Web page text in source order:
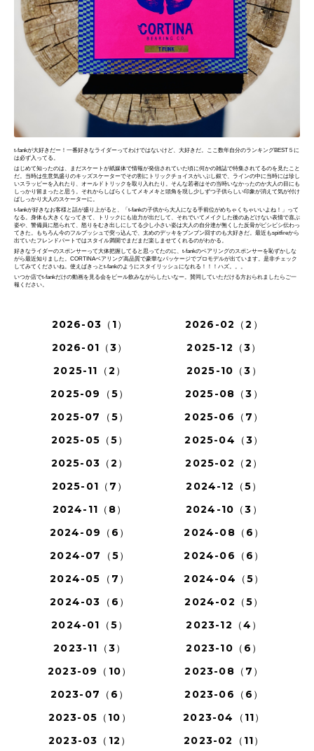
t-fankが大好きだー！ 一番好きなライダーってわけではないけど、大好きだ。
ここ数年自分のランキングBEST５に
は必ず入ってる。
はじめて知ったのは、
まだスケートが紙媒体で情報が発信されていた頃に何かの雑誌で特集されてるのを見たこと
だ。 当時は生意気盛りのキッズスケーターでその割にトリックチョイスがいぶし銀で、
ラインの中に当時には珍し
いスラッピーを入れたり、 オールドトリックを取り入れたり。 そんな若者はその当時いなかったのか大人の目にも
しっかり留まったと思う。 それからしばらくしてメキメキと頭角を現し少しずつ子供らしい印象が消えて気が付け
ばしっかり大人のスケーターに。
t-fankが好きなお客様と話が盛り上がると、「t-fankの子供から大人になる手前位がめちゃくちゃいいよね！」 って
なる。身体も大きくなってきて、
トリックにも迫力が出だして、 それでいてメイクした後のあどけない表情で喜ぶ
姿や、 警備員に怒られて、 怒りをむき出しにしてる少し小さい姿は大人の自分達が無くした反骨がビシビシ伝わっ
てきた。
もちろん今のフルプッシュで突っ込んで、 太めのデッキをブンブン回すのも大好きだ。 最近もspitfireから
出ていたフレンドパートではスタイル満開でまだまだ楽しませてくれるのがわかる。
好きなライダーのスポンサーって大体把握してると思ってたのに、 t-fankのベアリングのスポンサーを恥ずかしな
がら最近知りました。 CORTINAベアリング高品質で豪華なパッケージでプロモデルが出ています。是非チェック
してみてくださいね。 使えばきっとt-fankのようにスタイリッシュになれる！！！ ハズ。。。
いつか店でt-fankだけの動画を見る会をビール飲みながらしたいなー。 賛同していただける方おられましたらご一
報ください。
2026-03（1）
2026-02（2）
2026-01（3）
2025-12（3）
2025-11（2）
2025-10（3）
2025-09（5）
2025-08（3）
2025-07（5）
2025-06（7）
2025-05（5）
2025-04（3）
2025-03（2）
2025-02（2）
2025-01（7）
2024-12（5）
2024-11（8）
2024-10（3）
2024-09（6）
2024-08（6）
2024-07（5）
2024-06（6）
2024-05（7）
2024-04（5）
2024-03（6）
2024-02（5）
2024-01（5）
2023-12（4）
2023-11（3）
2023-10（6）
2023-09（10）
2023-08（7）
2023-07（6）
2023-06（6）
2023-05（10）
2023-04（11）
2023-03（12）
2023-02（11）